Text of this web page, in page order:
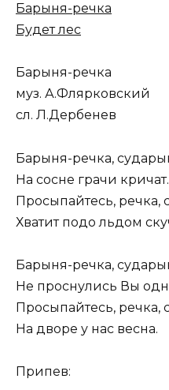
Барыня-речка
Будет лес
Барыня-речка
муз. А.Флярковский
сл. Л.Дербенев
Барыня-речка,
На сосне грачи кричат.
Просыпайтесь, речка,
Хватит подо льдом
Барыня-речка,
Не проснулись Вы
Просыпайтесь, речка,
На дворе у нас весна.
Припев: